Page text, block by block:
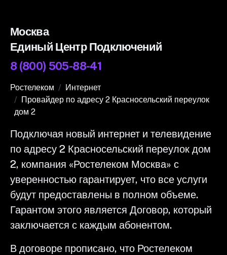
Москва
Единый Центр Подключений
8 (800) 505-88-41
Ростелеком
Интернет
Провайдер по адресу 2 Красносельский переулок
дом 2
Подключая новый интернет и телевидение
по адресу 2 Красносельский переулок дом
2, компания «Ростелеком Москва» с
уверенностью гарантирует, что все услуги
будут предоставлены в полном объеме.
Гарантом этого является Договор, который
заключается с каждым абонентом.
В договоре прописано, что Ростелеком